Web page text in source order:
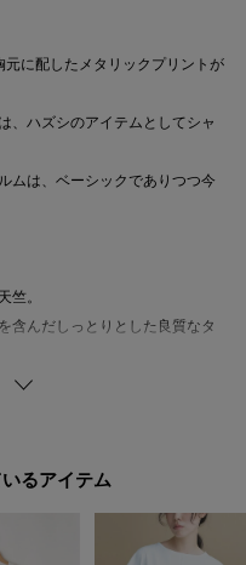
に配したメタリックプリントが
、ハズシのアイテムとしてシャ
ムは、ベーシックでありつつ今
竺。
含んだしっとりとした良質なタ
上げています。
て見える場合があります。ま
るアイテム